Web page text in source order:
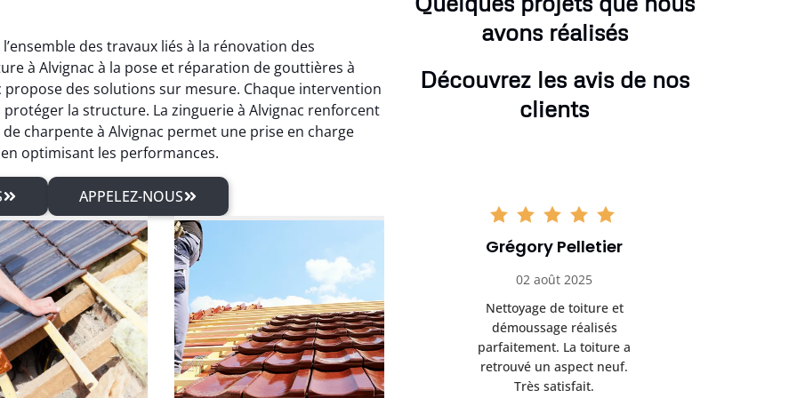
des travaux liés à la rénovation des
à Alvignac à la pose et réparation de gouttières à
des solutions sur mesure. Chaque intervention
la structure. La zinguerie à Alvignac renforcent
charpente à Alvignac permet une prise en charge
optimisant les performances.
APPELEZ-NOUS
avons réalisés
Découvrez les avis de nos
clients
Rolland
mars 2026
du traitement
et des travaux
Travail sérieux
excellent rendu
final.
21 juin 2025
Intervention rapide pour une
réparation de fuite de
toiture. Problème réglé
immédiatement. Très bon
travail.
Grégory Pelletier
02 août 2025
Nettoyage de toiture et
démoussage réalisés
parfaitement. La toiture a
retrouvé un aspect neuf.
Très satisfait.